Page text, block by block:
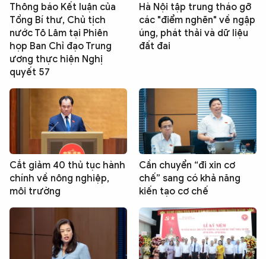
Thông báo Kết luận của
Tổng Bí thư, Chủ tịch
nước Tô Lâm tại Phiên
họp Ban Chỉ đạo Trung
ương thực hiện Nghị
quyết 57
Hà Nội tập trung tháo gỡ
các "điểm nghẽn" về ngập
úng, phát thải và dữ liệu
đất đai
Cắt giảm 40 thủ tục hành
chính về nông nghiệp,
môi trường
Cần chuyển “đi xin cơ
chế” sang có khả năng
kiến tạo cơ chế